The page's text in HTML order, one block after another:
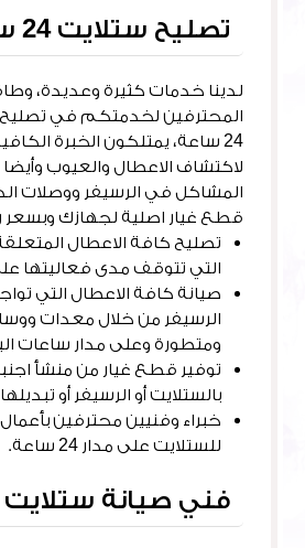
تصليح ستلايت 24 ساعة
لدينا خدمات كثيرة وعديدة،
المحترفين لخدمتكم في تصليح
24 ساعة، يمتلكون الخبرة الكافية
لاكتشاف الاعطال والعيوب
المشاكل في الرسيفر ووصلات
قطع غيار اصلية لجهازك
تصليح كافة الاعطال
التي تتوقف مدى فعاليتها
صيانة كافة الاعطال التي
الرسيفر من خلال معدات
ومتطورة وعلى مدار ساعات
توفير قطع غيار من منشأ
بالستلايت أو الرسيفر أو
خبراء وفنيين محترفين بأعمال
للستلايت على مدار 24 ساعة.
فني صيانة ستلايت